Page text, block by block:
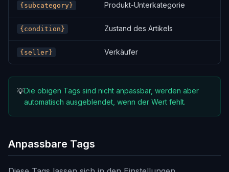
{subcategory} Produkt-Unterkategorie
{condition} Zustand des Artikels
{seller} Verkäufer
💡Die obigen Tags sind nicht anpassbar, werden aber
automatisch ausgeblendet, wenn der Wert fehlt.
Anpassbare Tags